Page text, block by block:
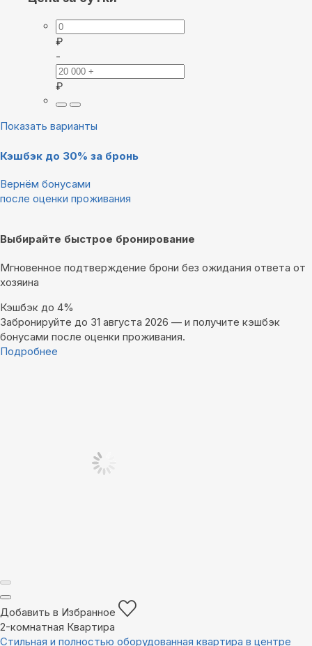
₽
-
₽
Показать варианты
Кэшбэк до 30% за бронь
Вернём бонусами
после оценки проживания
Выбирайте быстрое бронирование
Мгновенное подтверждение брони без ожидания ответа от
хозяина
Кэшбэк до 4%
Забронируйте до 31 августа 2026 — и получите кэшбэк
бонусами после оценки проживания.
Подробнее
Добавить в Избранное
2-комнатная Квартира
Стильная и полностью оборудованная квартира в центре